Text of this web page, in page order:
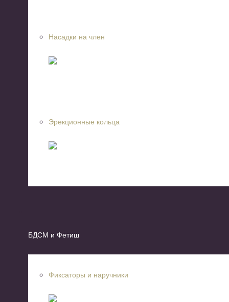
Насадки на член
Эрекционные кольца
БДСМ и Фетиш
Фиксаторы и наручники